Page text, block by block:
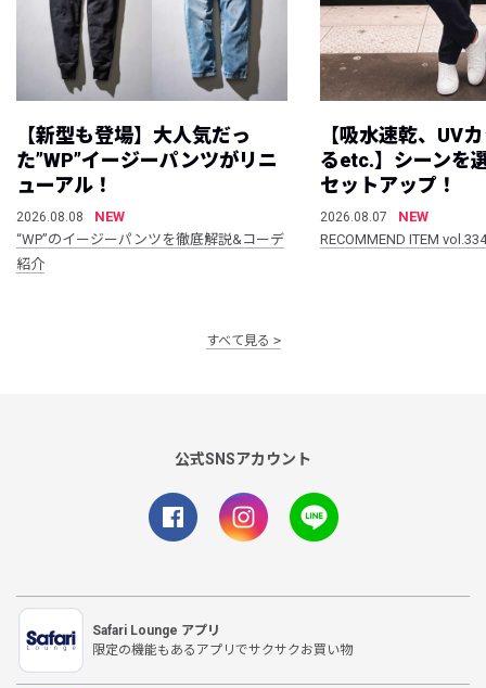
【新型も登場】大人気だっ
た”WP”イージーパンツがリニ
ューアル！
2026.08.08
NEW
“WP”のイージーパンツを徹底解説&コーデ
紹介
【吸水速乾、UV
るetc.】シーンを
セットアップ！
2026.08.07
NEW
RECOMMEND ITEM vol.334
すべて見る
公式SNSアカウント
Safari Lounge アプリ
限定の機能もあるアプリでサクサクお買い物